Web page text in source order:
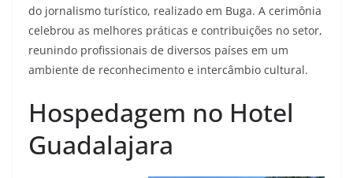
do jornalismo turístico, realizado em Buga. A cerimônia
celebrou as melhores práticas e contribuições no setor,
reunindo profissionais de diversos países em um
ambiente de reconhecimento e intercâmbio cultural.
Hospedagem no Hotel
Guadalajara